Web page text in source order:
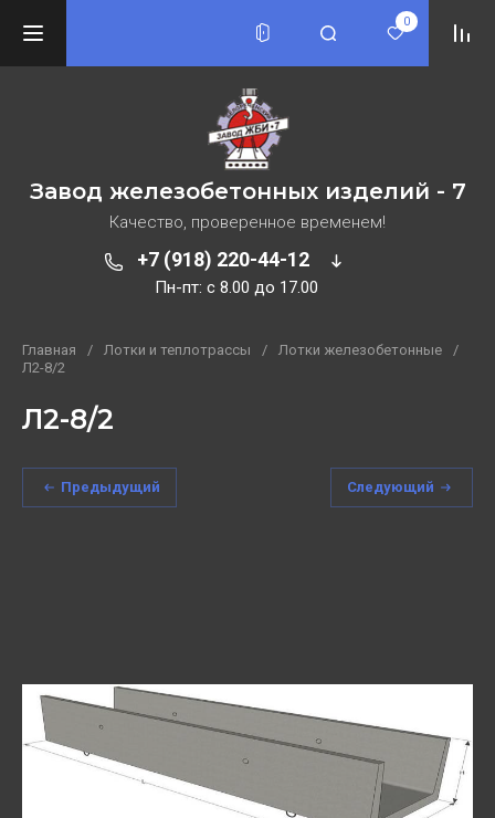
0
Завод железобетонных изделий - 7
Качество, проверенное временем!
+7 (918) 220-44-12
Пн-пт: c 8.00 до 17.00
Главная / Лотки и теплотрассы / Лотки железобетонные
/
Л2-8/2
Л2-8/2
Предыдущий Следующий